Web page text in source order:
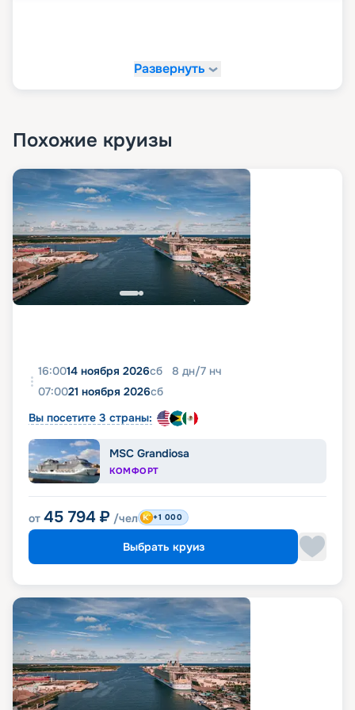
Развернуть
Похожие круизы
16:0014 ноября 2026сб 8 дн/7 нч
07:0021 ноября 2026сб
Вы посетите 3 страны:
MSC Grandiosa
КОМФОРТ
от 45 794 ₽ /чел +1 000
Выбрать круиз